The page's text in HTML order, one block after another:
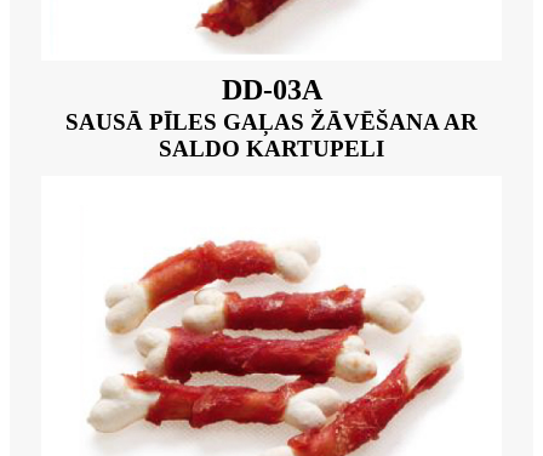
DD-03A
SAUSĀ PĪLES GAĻAS ŽĀVĒŠANA AR
SALDO KARTUPELI